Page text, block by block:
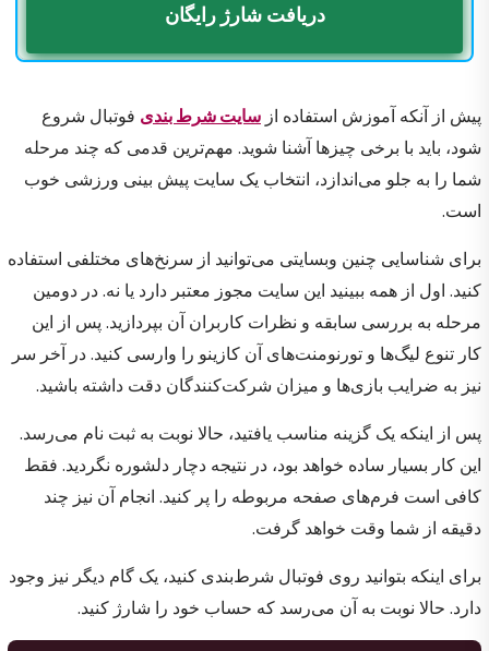
دریافت شارژ رایگان
پیش از آنکه آموزش استفاده از سایت شرط بندی فوتبال شروع
شود، باید با برخی چیزها آشنا شوید. مهم‌ترین قدمی که چند مرحله
شما را به جلو می‌‌اندازد، انتخاب یک سایت پیش بینی ورزشی خوب
است.
برای شناسایی چنین وبسایتی می‌توانید از سرنخ‌های مختلفی استفاده
کنید. اول از همه ببینید این سایت مجوز معتبر دارد یا نه. در دومین
مرحله به بررسی سابقه و نظرات کاربران آن بپردازید. پس از این
کار تنوع لیگ‌ها و تورنومنت‌های آن کازینو را وارسی کنید. در آخر سر
نیز به ضرایب بازی‌ها و میزان شرکت‌کنندگان دقت داشته باشید.
پس از اینکه یک گزینه مناسب یافتید، حالا نوبت به ثبت نام می‌رسد.
این کار بسیار ساده خواهد بود، در نتیجه دچار دلشوره نگردید. فقط
کافی است فرم‌های صفحه مربوطه را پر کنید. انجام آن نیز چند
دقیقه از شما وقت خواهد گرفت.
برای اینکه بتوانید روی فوتبال شرط‌بندی کنید، یک گام دیگر نیز وجود
دارد. حالا نوبت به آن می‌رسد که حساب خود را شارژ کنید.